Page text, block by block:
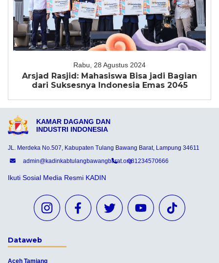
Rabu, 28 Agustus 2024
Arsjad Rasjid: Mahasiswa Bisa jadi Bagian
dari Suksesnya Indonesia Emas 2045
KAMAR DAGANG DAN
INDUSTRI INDONESIA
JL. Merdeka No.507, Kabupaten Tulang Bawang Barat, Lampung 34611
admin@kadinkabtulangbawangbarat.org081234570666
Ikuti Sosial Media Resmi KADIN
Dataweb
Aceh Tamiang